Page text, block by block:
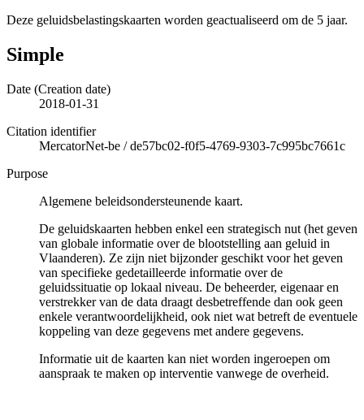
Deze geluidsbelastingskaarten worden geactualiseerd om de 5 jaar.
Simple
Date (Creation date)
2018-01-31
Citation identifier
MercatorNet-be /de57bc02-f0f5-4769-9303-7c995bc7661c
Purpose
Algemene beleidsondersteunende kaart.
De geluidskaarten hebben enkel een strategisch nut (het geven
van globale informatie over de blootstelling aan geluid in
Vlaanderen). Ze zijn niet bijzonder geschikt voor het geven
van specifieke gedetailleerde informatie over de
geluidssituatie op lokaal niveau. De beheerder, eigenaar en
verstrekker van de data draagt desbetreffende dan ook geen
enkele verantwoordelijkheid, ook niet wat betreft de eventuele
koppeling van deze gegevens met andere gegevens.
Informatie uit de kaarten kan niet worden ingeroepen om
aanspraak te maken op interventie vanwege de overheid.